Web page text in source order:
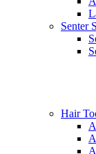
Senter
Hair